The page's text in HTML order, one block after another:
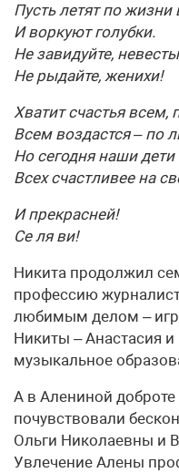
Пусть летят по жизни
И воркуют голубки.
Не завидуйте,
Не рыдайте, женихи!
Хватит счастья всем,
Всем воздастся – по
Но сегодня наши дети
Всех счастливее на
И прекрасней!
Се ля ви!
Никита продолжил
профессию
любимым делом –
Никиты – Анастасия
музыкальное
А в Алениной
почувствовали
Ольги Николаевны и
Увлечение Алены